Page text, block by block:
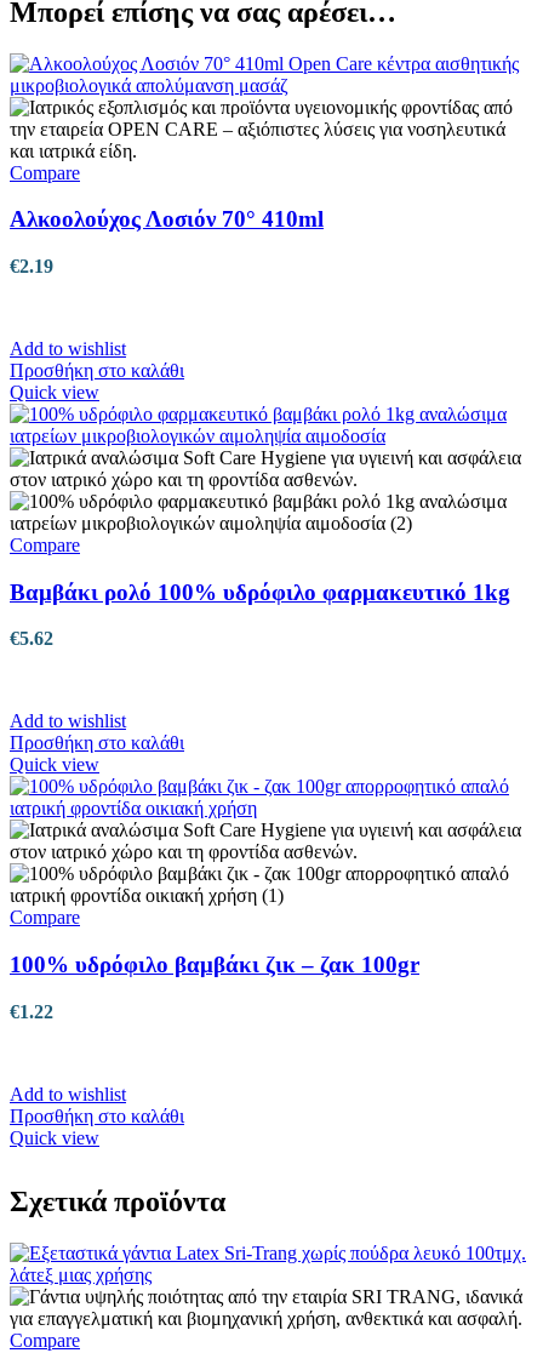
Μπορεί επίσης να σας αρέσει…
Compare
Αλκοολούχος Λοσιόν 70° 410ml
€2.19
Add to wishlist
Προσθήκη στο καλάθι
Quick view
Compare
Βαμβάκι ρολό 100% υδρόφιλο φαρμακευτικό 1kg
€5.62
Add to wishlist
Προσθήκη στο καλάθι
Quick view
Compare
100% υδρόφιλο βαμβάκι ζικ – ζακ 100gr
€1.22
Add to wishlist
Προσθήκη στο καλάθι
Quick view
Σχετικά προϊόντα
Compare